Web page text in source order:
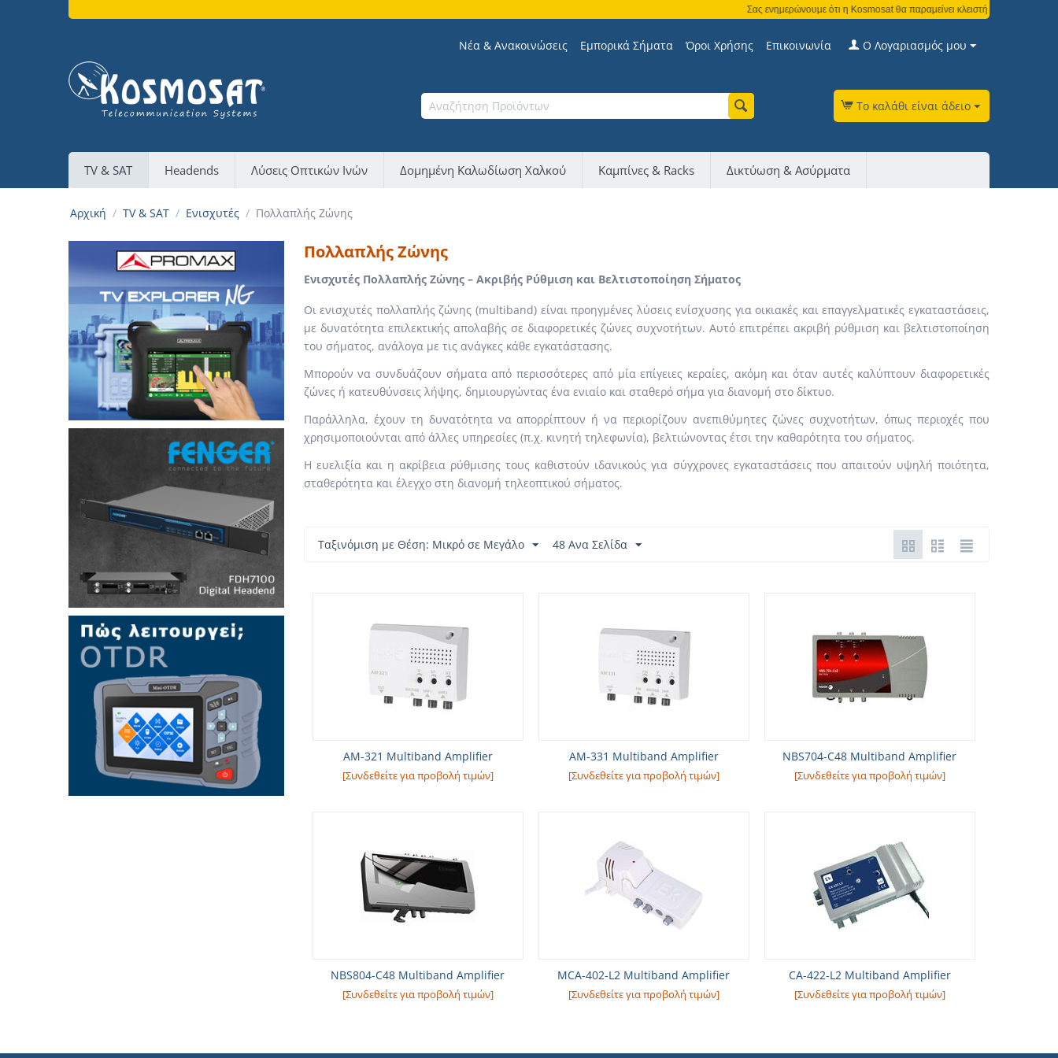
Σας ενημερώνουμε ότι η Kosmosat θα παραμείνει κλειστή από τη Δευτέρα 3
Ο Λογαριασμός μου
Νέα & Ανακοινώσεις Εμπορικά Σήματα Όροι Χρήσης Επικοινωνία
Το καλάθι είναι άδειο
TV & SAT Headends Λύσεις Οπτικών Ινών Δομημένη Καλωδίωση Χαλκού Καμπίνες & Racks Δικτύωση & Ασύρματα
Αρχική / TV & SAT / Ενισχυτές / Πολλαπλής Ζώνης
Πολλαπλής Ζώνης
Ενισχυτές Πολλαπλής Ζώνης – Ακριβής Ρύθμιση και Βελτιστοποίηση Σήματος
Οι ενισχυτές πολλαπλής ζώνης (multiband) είναι προηγμένες λύσεις ενίσχυσης για οικιακές και επαγγελματικές εγκαταστάσεις,
με δυνατότητα επιλεκτικής απολαβής σε διαφορετικές ζώνες συχνοτήτων. Αυτό επιτρέπει ακριβή ρύθμιση και βελτιστοποίηση
του σήματος, ανάλογα με τις ανάγκες κάθε εγκατάστασης.
Μπορούν να συνδυάζουν σήματα από περισσότερες από μία επίγειες κεραίες, ακόμη και όταν αυτές καλύπτουν διαφορετικές
ζώνες ή κατευθύνσεις λήψης, δημιουργώντας ένα ενιαίο και σταθερό σήμα για διανομή στο δίκτυο.
Παράλληλα, έχουν τη δυνατότητα να απορρίπτουν ή να περιορίζουν ανεπιθύμητες ζώνες συχνοτήτων, όπως περιοχές που
χρησιμοποιούνται από άλλες υπηρεσίες (π.χ. κινητή τηλεφωνία), βελτιώνοντας έτσι την καθαρότητα του σήματος.
Η ευελιξία και η ακρίβεια ρύθμισης τους καθιστούν ιδανικούς για σύγχρονες εγκαταστάσεις που απαιτούν υψηλή ποιότητα,
σταθερότητα και έλεγχο στη διανομή τηλεοπτικού σήματος.
Ταξινόμιση με Θέση: Μικρό σε Μεγάλο 48 Ανα Σελίδα
AM-321 Multiband Amplifier
[Συνδεθείτε για προβολή τιμών]
AM-331 Multiband Amplifier
[Συνδεθείτε για προβολή τιμών]
NBS704-C48 Multiband Amplifier
[Συνδεθείτε για προβολή τιμών]
NBS804-C48 Multiband Amplifier
[Συνδεθείτε για προβολή τιμών]
MCA-402-L2 Multiband Amplifier
[Συνδεθείτε για προβολή τιμών]
CA-422-L2 Multiband Amplifier
[Συνδεθείτε για προβολή τιμών]